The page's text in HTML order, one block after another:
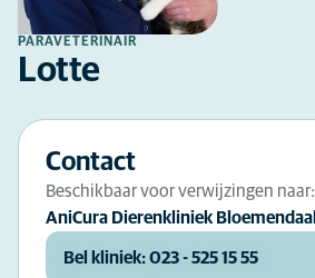
PARAVETERINAIR
Lotte
Contact
Beschikbaar voor verwijzingen naar:
AniCura Dierenkliniek Bloemendaal
Bel kliniek: 023 - 525 15 55